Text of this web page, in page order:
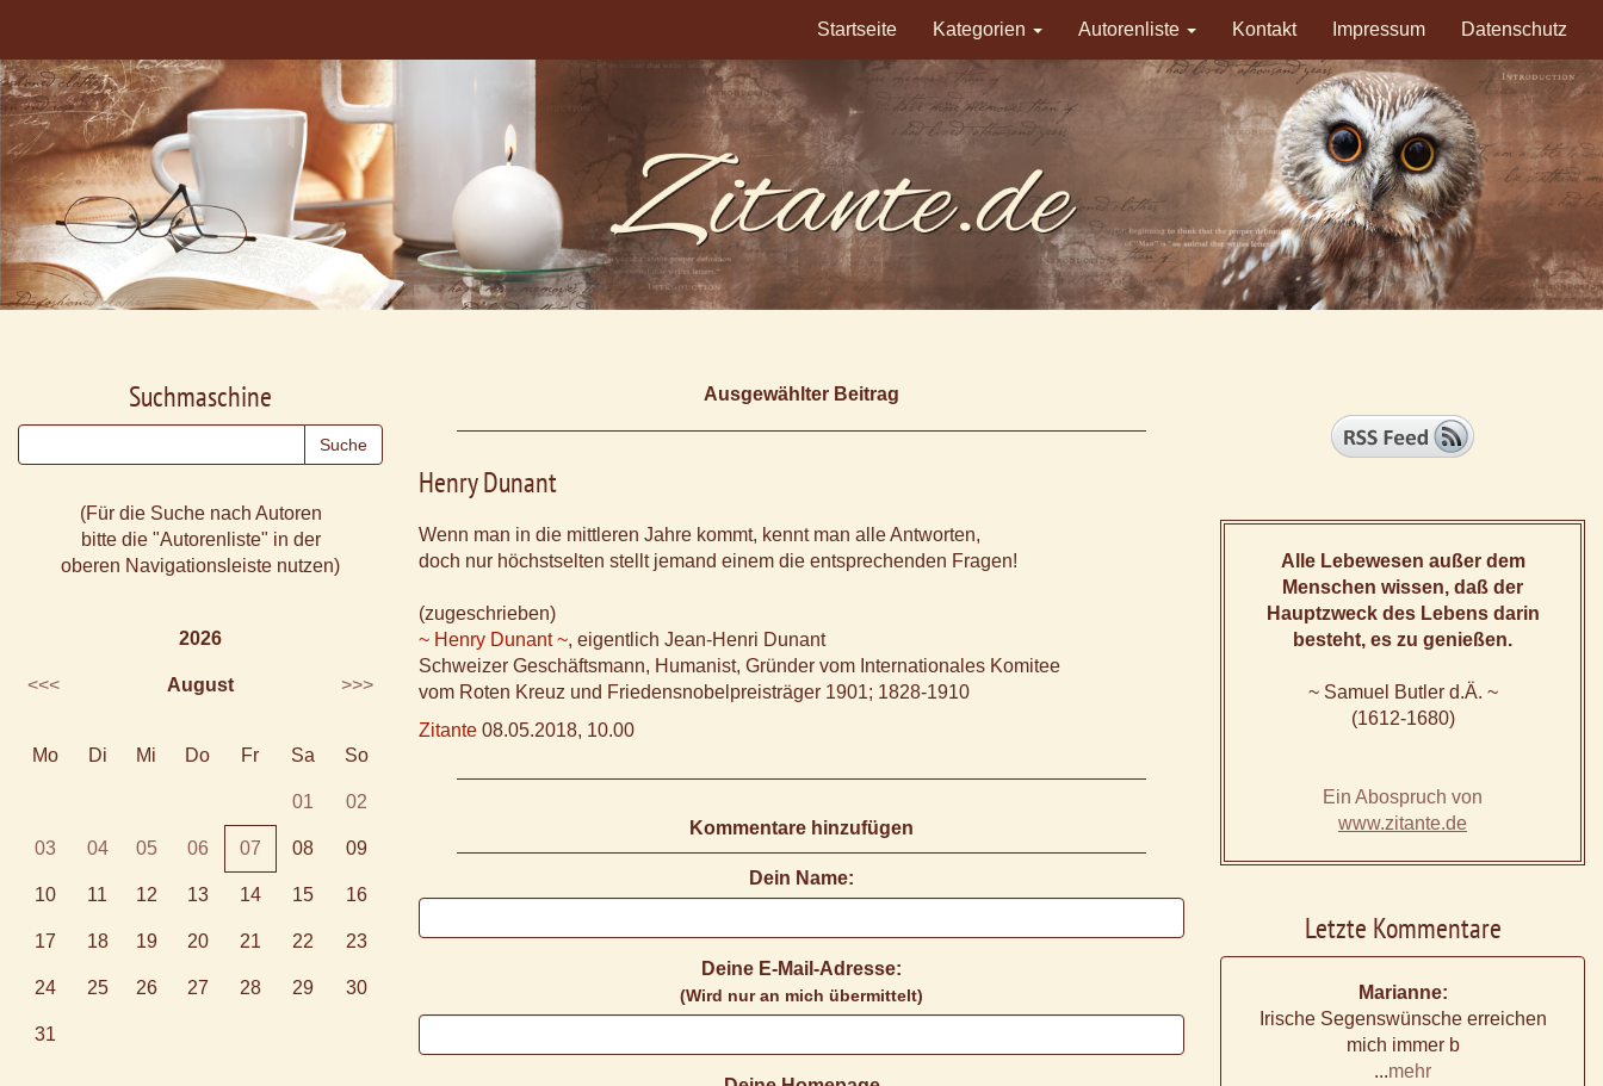
Startseite Kategorien Autorenliste Kontakt Impressum Datenschutz
Ausgewählter Beitrag
Henry Dunant
Wenn man in die mittleren Jahre kommt, kennt man alle Antworten,
doch nur höchstselten stellt jemand einem die entsprechenden Fragen!
(zugeschrieben)
~ Henry Dunant ~, eigentlich Jean-Henri Dunant
Schweizer Geschäftsmann, Humanist, Gründer vom Internationales Komitee
vom Roten Kreuz und Friedensnobelpreisträger 1901; 1828-1910
Zitante 08.05.2018, 10.00
Kommentare hinzufügen
Dein Name:
Deine E-Mail-Adresse:
(Wird nur an mich übermittelt)
Suchmaschine
(Für die Suche nach Autoren
bitte die "Autorenliste" in der
oberen Navigationsleiste nutzen)
2026
<<< August >>>
Mo Di Mi Do Fr Sa So
01 02
03 04 05 06 07 08 09
10 11 12 13 14 15 16
17 18 19 20 21 22 23
24 25 26 27 28 29 30
31
Alle Lebewesen außer dem
Menschen wissen, daß der
Hauptzweck des Lebens darin
besteht, es zu genießen.
~ Samuel Butler d.Ä. ~
(1612-1680)
Ein Abospruch von
www.zitante.de
Letzte Kommentare
Marianne:
Irische Segenswünsche erreichen
mich immer b
...mehr